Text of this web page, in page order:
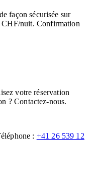
façon sécurisée sur
CHF/nuit. Confirmation
votre réservation
? Contactez-nous.
: +41 26 539 12